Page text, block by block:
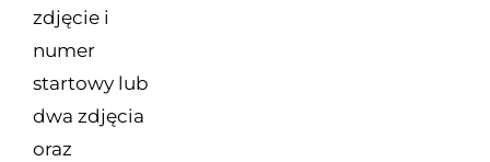
zdjęcie i
numer
startowy lub
dwa zdjęcia
oraz